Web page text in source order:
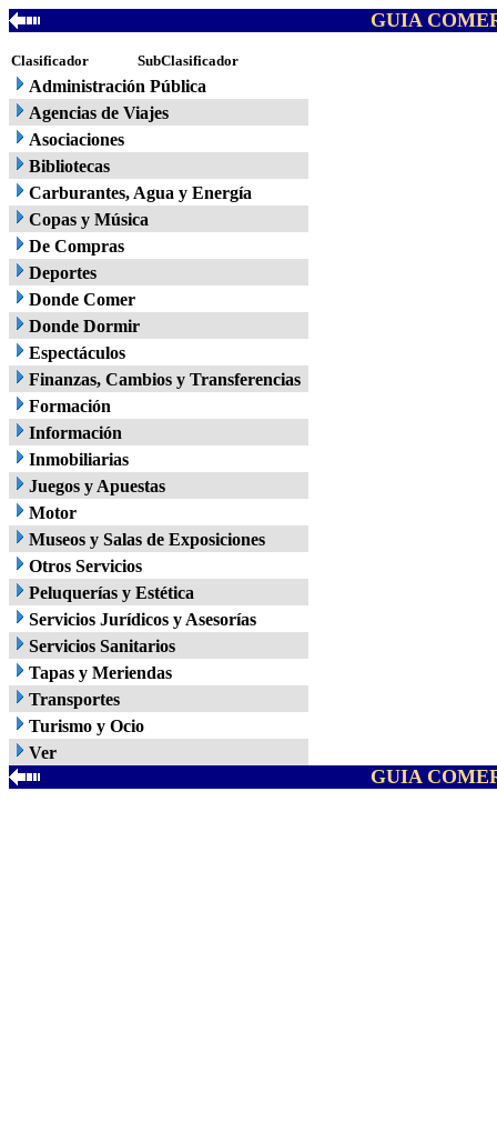
GUIA
Clasificador SubClasificador
Administración Pública
Agencias de Viajes
Asociaciones
Bibliotecas
Carburantes, Agua y Energía
Copas y Música
De Compras
Deportes
Donde Comer
Donde Dormir
Espectáculos
Finanzas, Cambios y Transferencias
Formación
Información
Inmobiliarias
Juegos y Apuestas
Motor
Museos y Salas de Exposiciones
Otros Servicios
Peluquerías y Estética
Servicios Jurídicos y Asesorías
Servicios Sanitarios
Tapas y Meriendas
Transportes
Turismo y Ocio
Ver
GUIA